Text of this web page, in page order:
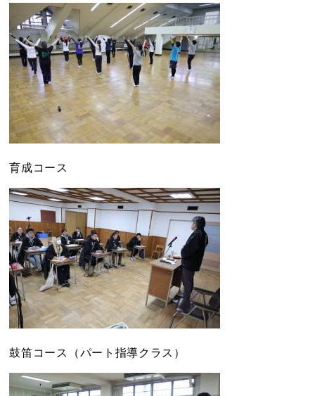
育成コース
鼓笛コース（パート指導クラス）